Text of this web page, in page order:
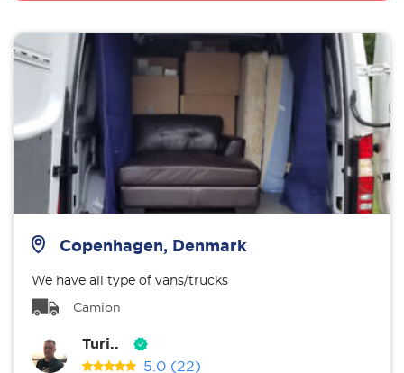
Copenhagen, Denmark
We have all type of vans/trucks
Camion
Turi..
5.0 (22)